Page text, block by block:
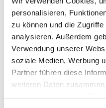
personalisieren,
zu können und die
analysieren. Außerdem
Verwendung unserer
soziale Medien, Werbung
Partner führen diese
weiteren Daten
Fax:+49 (0) 911 398-
Klinik für
Klinikum Nürnberg,
Breslauer Str. 201
90471 Nürnberg